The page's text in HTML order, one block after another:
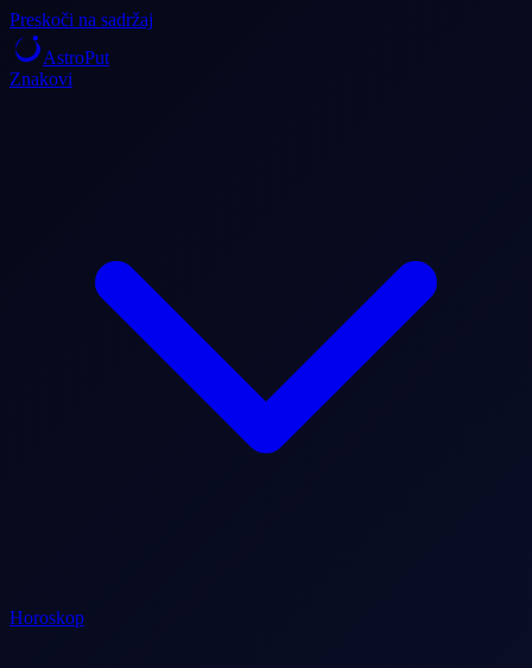
Preskoči na sadržaj
AstroPut
Znakovi
Horoskop